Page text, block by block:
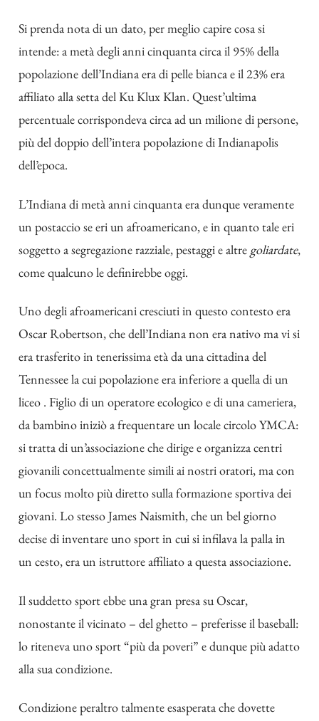
Si prenda nota di un dato, per meglio capire cosa si
intende: a metà degli anni cinquanta circa il 95% della
popolazione dell’Indiana era di pelle bianca e il 23% era
affiliato alla setta del Ku Klux Klan. Quest’ultima
percentuale corrispondeva circa ad un milione di persone,
più del doppio dell’intera popolazione di Indianapolis
dell’epoca.
L’Indiana di metà anni cinquanta era dunque veramente
un postaccio se eri un afroamericano, e in quanto tale eri
soggetto a segregazione razziale, pestaggi e altre goliardate,
come qualcuno le definirebbe oggi.
Uno degli afroamericani cresciuti in questo contesto era
Oscar Robertson, che dell’Indiana non era nativo ma vi si
era trasferito in tenerissima età da una cittadina del
Tennessee la cui popolazione era inferiore a quella di un
liceo . Figlio di un operatore ecologico e di una cameriera,
da bambino iniziò a frequentare un locale circolo YMCA:
si tratta di un’associazione che dirige e organizza centri
giovanili concettualmente simili ai nostri oratori, ma con
un focus molto più diretto sulla formazione sportiva dei
giovani. Lo stesso James Naismith, che un bel giorno
decise di inventare uno sport in cui si infilava la palla in
un cesto, era un istruttore affiliato a questa associazione.
Il suddetto sport ebbe una gran presa su Oscar,
nonostante il vicinato – del ghetto – preferisse il baseball:
lo riteneva uno sport “più da poveri” e dunque più adatto
alla sua condizione.
Condizione peraltro talmente esasperata che dovette